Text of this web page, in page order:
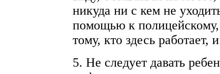
никуда ни с кем не
помощью к
тому, кто здесь работает,
5. Не следует давать